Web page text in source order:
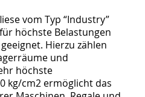
vom Typ “Industry”
höchste Belastungen
Hierzu zählen
und
höchste
kg/cm2 ermöglicht das